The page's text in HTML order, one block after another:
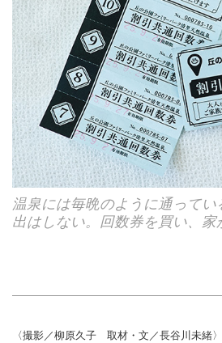
温泉には毎晩のように通って
出はしない。回数券を買い、
〈撮影／柳原久子 取材・文／長谷川未緒〉